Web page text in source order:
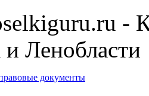
-
и Ленобласти
документы